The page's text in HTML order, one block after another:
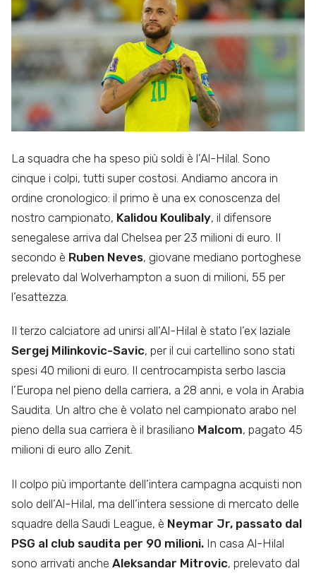
La squadra che ha speso più soldi è l’Al-Hilal. Sono
cinque i colpi, tutti super costosi. Andiamo ancora in
ordine cronologico: il primo è una ex conoscenza del
nostro campionato, Kalidou Koulibaly, il difensore
senegalese arriva dal Chelsea per 23 milioni di euro. Il
secondo è Ruben Neves, giovane mediano portoghese
prelevato dal Wolverhampton a suon di milioni, 55 per
l’esattezza.
Il terzo calciatore ad unirsi all’Al-Hilal è stato l’ex laziale
Sergej Milinkovic-Savic, per il cui cartellino sono stati
spesi 40 milioni di euro. Il centrocampista serbo lascia
l’Europa nel pieno della carriera, a 28 anni, e vola in Arabia
Saudita. Un altro che è volato nel campionato arabo nel
pieno della sua carriera è il brasiliano Malcom, pagato 45
milioni di euro allo Zenit.
Il colpo più importante dell’intera campagna acquisti non
solo dell’Al-Hilal, ma dell’intera sessione di mercato delle
squadre della Saudi League, è Neymar Jr, passato dal
PSG al club saudita per 90 milioni. In casa Al-Hilal
sono arrivati anche Aleksandar Mitrovic, prelevato dal